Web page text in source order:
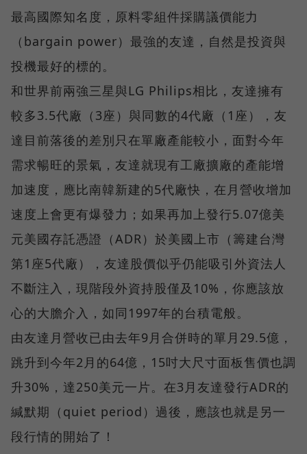
最高國際知名度，原料零組件採購議價能力
（bargain power）最強的友達，自然是投資與
投機最好的標的。
和世界前兩強三星與LG Philips相比，友達擁有
較多3.5代廠（3座）與同數的4代廠（1座），友
達目前落後的差別只在單廠產能較小，面對今年
需求暢旺的景氣，友達就現有工廠擴廠的產能增
加速度，應比南韓新建的5代廠快，在月營收增加
速度上會更有爆發力；如果再加上發行5.07億美
元美國存託憑證（ADR）於美國上市（籌建台灣
第1座5代廠），友達股價似乎仍能吸引外資法人
不斷注入，現階段外資持股僅及10%，你應該放
心的大膽介入，如同1997年的台積電般。
由友達月營收已由去年9月合併時的單月29.5億，
跳升到今年2月的64億，15吋大尺寸面板售價也調
升30%，達250美元一片。在3月友達發行ADR的
緘默期（quiet period）過後，應該也就是另一
段行情的開始了！